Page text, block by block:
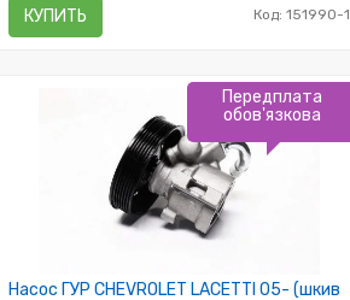
КУПИТЬ Код: 151990-1
Насос ГУР CHEVROLET LACETTI 05- (шкив
Передплата
обов'язкова